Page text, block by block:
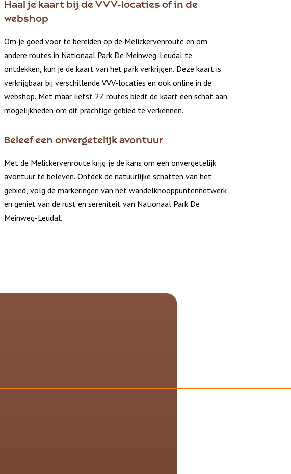
Haal je kaart bij de VVV-locaties of in de
webshop
Om je goed voor te bereiden op de Melickervenroute en om
andere routes in Nationaal Park De Meinweg-Leudal te
ontdekken, kun je de kaart van het park verkrijgen. Deze kaart is
verkrijgbaar bij verschillende VVV-locaties en ook online in de
webshop. Met maar liefst 27 routes biedt de kaart een schat aan
mogelijkheden om dit prachtige gebied te verkennen.
Beleef een onvergetelijk avontuur
Met de Melickervenroute krijg je de kans om een onvergetelijk
avontuur te beleven. Ontdek de natuurlijke schatten van het
gebied, volg de markeringen van het wandelknooppuntennetwerk
en geniet van de rust en sereniteit van Nationaal Park De
Meinweg-Leudal.